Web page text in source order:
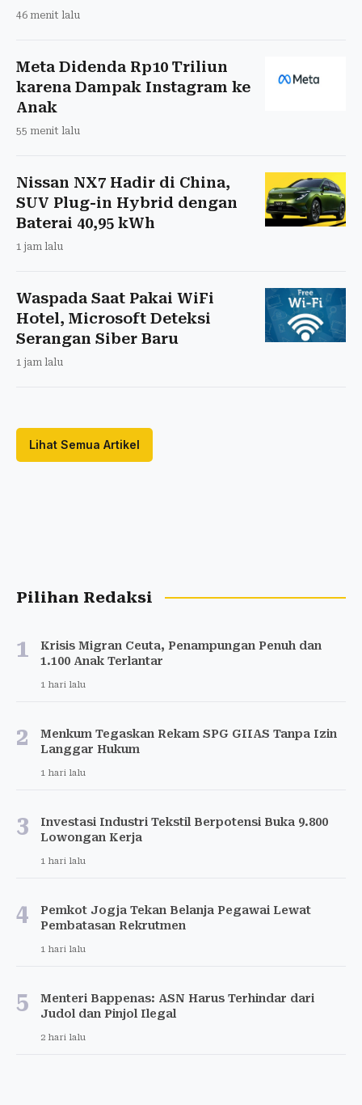
46 menit lalu
Meta Didenda Rp10 Triliun
karena Dampak Instagram ke
Anak
55 menit lalu
Nissan NX7 Hadir di China,
SUV Plug-in Hybrid dengan
Baterai 40,95 kWh
1 jam lalu
Waspada Saat Pakai WiFi
Hotel, Microsoft Deteksi
Serangan Siber Baru
1 jam lalu
Lihat Semua Artikel
Pilihan Redaksi
1
Krisis Migran Ceuta, Penampungan Penuh dan
1.100 Anak Terlantar
1 hari lalu
2
Menkum Tegaskan Rekam SPG GIIAS Tanpa Izin
Langgar Hukum
1 hari lalu
3
Investasi Industri Tekstil Berpotensi Buka 9.800
Lowongan Kerja
1 hari lalu
4
Pemkot Jogja Tekan Belanja Pegawai Lewat
Pembatasan Rekrutmen
1 hari lalu
5
Menteri Bappenas: ASN Harus Terhindar dari
Judol dan Pinjol Ilegal
2 hari lalu